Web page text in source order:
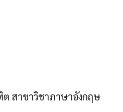
สาขาวิชาภาษาอังกฤษ